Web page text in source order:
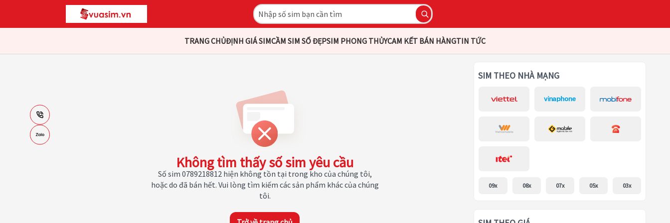
TRANG CHỦĐỊNH GIÁ SIMCẦM SIM SỐ ĐẸPSIM PHONG THỦYCAM KẾT BÁN HÀNGTIN TỨC
Không tìm thấy số sim yêu cầu
Số sim 0789218812 hiện không tồn tại trong kho của chúng tôi,
hoặc do đã bán hết. Vui lòng tìm kiếm các sản phẩm khác của chúng
tôi.
SIM THEO NHÀ MẠNG
09x 08x 07x 05x 03x